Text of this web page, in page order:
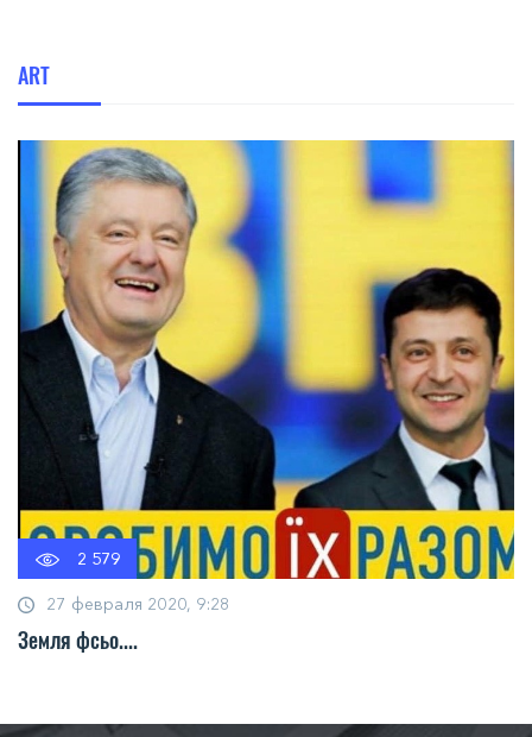
ART
2 579
27 февраля 2020, 9:28
Земля фсьо....